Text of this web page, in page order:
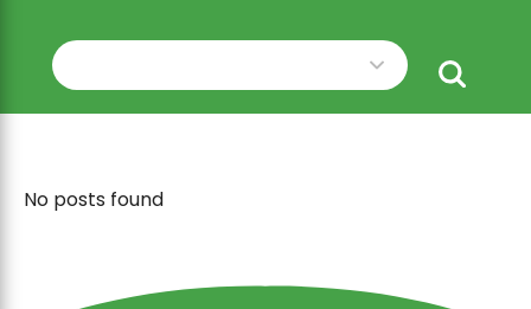
No posts found